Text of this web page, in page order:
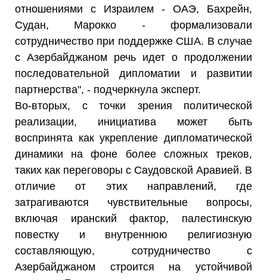
отношениями с Израилем - ОАЭ, Бахрейн,
Судан, Марокко - формализовали
сотрудничество при поддержке США. В случае
с Азербайджаном речь идет о продолжении
последовательной дипломатии и развитии
партнерства", - подчеркнула эксперт.
Во-вторых, с точки зрения политической
реализации, инициатива может быть
воспринята как укрепление дипломатической
динамики на фоне более сложных треков,
таких как переговоры с Саудовской Аравией. В
отличие от этих направлений, где
затрагиваются чувствительные вопросы,
включая иранский фактор, палестинскую
повестку и внутреннюю религиозную
составляющую, сотрудничество с
Азербайджаном строится на устойчивой